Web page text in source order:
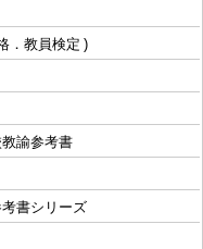
．教員検定
諭参考書
書シリーズ